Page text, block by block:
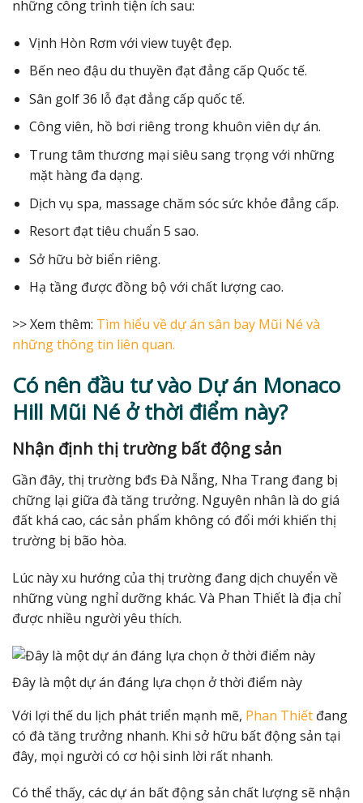
những công trình tiện ích sau:
Vịnh Hòn Rơm với view tuyệt đẹp.
Bến neo đậu du thuyền đạt đẳng cấp Quốc tế.
Sân golf 36 lỗ đạt đẳng cấp quốc tế.
Công viên, hồ bơi riêng trong khuôn viên dự án.
Trung tâm thương mại siêu sang trọng với những
mặt hàng đa dạng.
Dịch vụ spa, massage chăm sóc sức khỏe đẳng cấp.
Resort đạt tiêu chuẩn 5 sao.
Sở hữu bờ biển riêng.
Hạ tầng được đồng bộ với chất lượng cao.
>> Xem thêm: Tìm hiểu về dự án sân bay Mũi Né và
những thông tin liên quan.
Có nên đầu tư vào Dự án Monaco
Hill Mũi Né ở thời điểm này?
Nhận định thị trường bất động sản
Gần đây, thị trường bđs Đà Nẵng, Nha Trang đang bị
chững lại giữa đà tăng trưởng. Nguyên nhân là do giá
đất khá cao, các sản phẩm không có đổi mới khiến thị
trường bị bão hòa.
Lúc này xu hướng của thị trường đang dịch chuyển về
những vùng nghỉ dưỡng khác. Và Phan Thiết là địa chỉ
được nhiều người yêu thích.
Đây là một dự án đáng lựa chọn ở thời điểm này
Với lợi thế du lịch phát triển mạnh mẽ, Phan Thiết đang
có đà tăng trưởng nhanh. Khi sở hữu bất động sản tại
đây, mọi người có cơ hội sinh lời rất nhanh.
Có thể thấy, các dự án bất động sản chất lượng sẽ nhận